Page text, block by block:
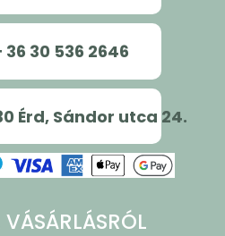
36 30 536 2646
Érd, Sándor utca 24.